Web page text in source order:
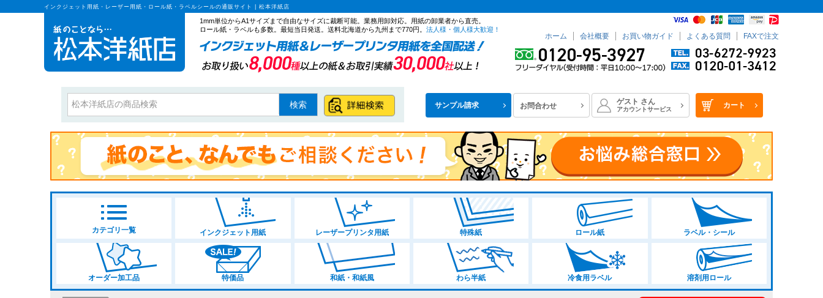
インクジェット用紙・レーザー用紙・ロール紙・ラベルシールの通販サイト | 松本洋紙店
1mm単位からA1サイズまで自由なサイズに裁断可能。業務用卸対応。用紙の卸業者から直売。
ロール紙・ラベルも多数。最短当日発送。送料北海道から九州まで770円。 法人様・個人様大歓迎！
ホーム 会社概要 お買い物ガイド よくある質問 FAXで注文
サンプル請求 お問合わせ ゲスト さん
アカウントサービス カート
検索
カテゴリ一覧 インクジェット用紙 レーザープリンタ用紙 特殊紙 ロール紙 ラベル・シール
オーダー加工品 特価品 和紙・和紙風 わら半紙 冷食用ラベル 溶剤用ロール